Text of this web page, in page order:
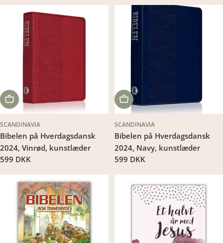
LÆG I KURV
SCANDINAVIA
Bibelen på Hverdagsdansk
2024, Vinrød, kunstlæder
Translation
da.products.product.price.regular_price
599 DKK
LÆG I KURV
SCANDINAVIA
Bibelen på Hverdagsdansk
2024, Navy, kunstlæder
Translation
599 DKK